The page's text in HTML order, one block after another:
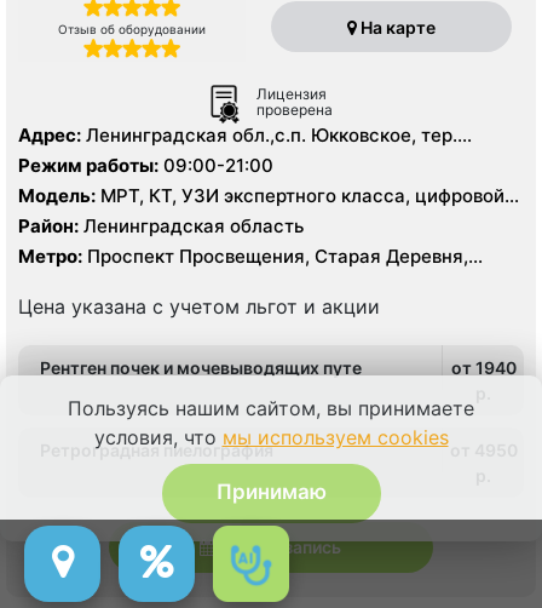
Отзыв об оборудовании На карте
Лицензия
проверена
Адрес: Ленинградская обл.,с.п. Юкковское, тер.
Клиника Белоостров, зд. 1, корп. 1
Режим работы: 09:00-21:00
Модель: МРТ, КТ, УЗИ экспертного класса, цифровой
рентген
Район: Ленинградская область
Метро: Проспект Просвещения, Старая Деревня,
Цена указана с учетом льгот и акции
Рентген почек и мочевыводящих путе
от 1940
Ретроградная пиелография
Онлайн запись
Пользуясь нашим сайтом, вы принимаете
условия, что мы используем cookies
Принимаю